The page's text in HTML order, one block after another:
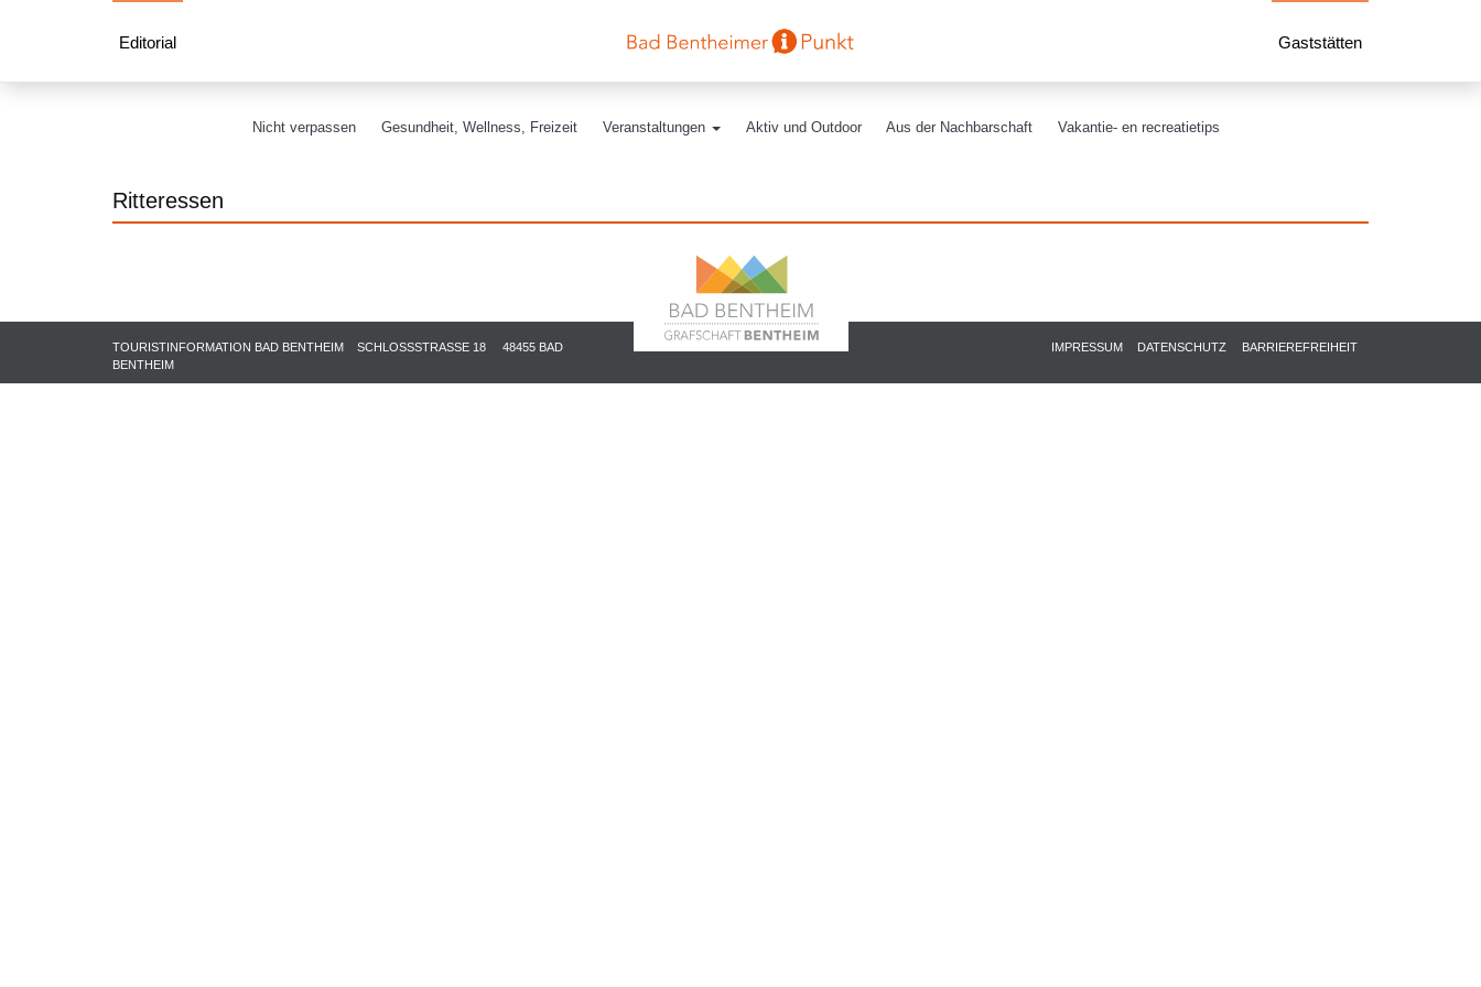
Editorial Gaststätten
Nicht verpassen Gesundheit, Wellness, Freizeit Veranstaltungen Aktiv und Outdoor Aus der Nachbarschaft Vakantie- en recreatietips
Ritteressen
IMPRESSUM DATENSCHUTZ BARRIEREFREIHEIT
TOURISTINFORMATION BAD BENTHEIM SCHLOSSSTRASSE 18 48455 BAD
BENTHEIM